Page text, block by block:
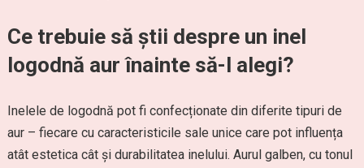
Ce trebuie să știi despre un inel
logodnă aur înainte să-l alegi?
Inelele de logodnă pot fi confecționate din diferite tipuri de
aur – fiecare cu caracteristicile sale unice care pot influența
atât estetica cât și durabilitatea inelului. Aurul galben, cu tonul